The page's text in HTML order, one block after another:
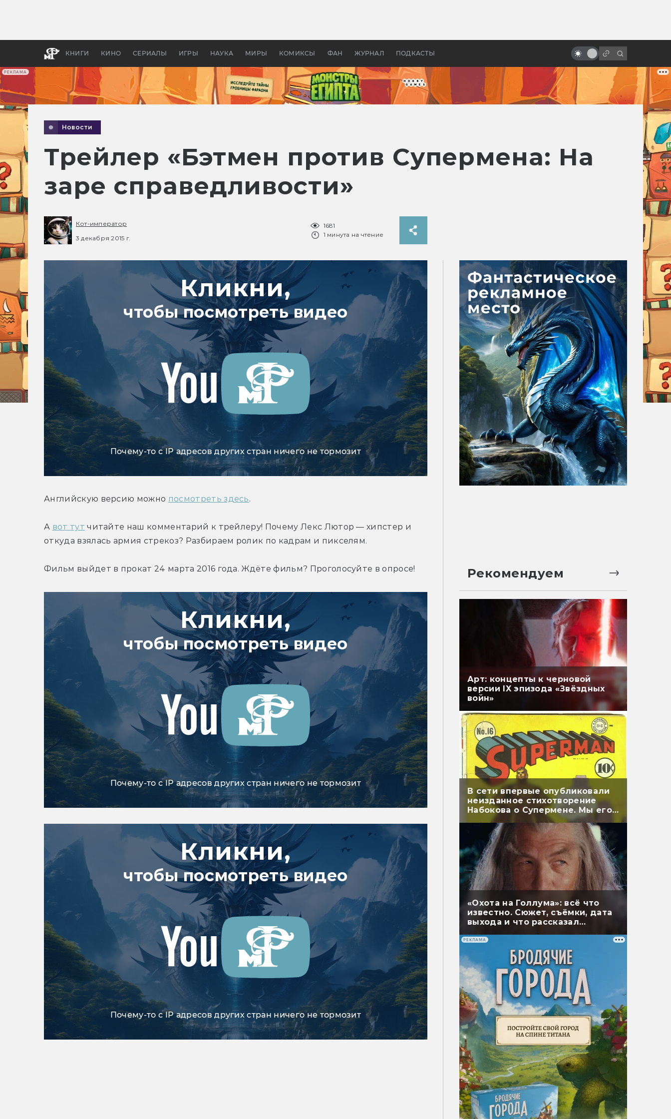
РЕКЛАМА
КНИГИ КИНО СЕРИАЛЫ ИГРЫ НАУКА МИРЫ КОМИКСЫ ФАН ЖУРНАЛ ПОДКАСТЫ
апокалипсис, в России —
бы «Властелина колец»
рождественские фильмы
Новости
Трейлер «Бэтмен против Супермена: На
заре справедливости»
Кот-император
3 декабря 2015 г.
1681
1 минута на чтение
Кликни,
чтобы посмотреть видео
Почему-то с IP адресов других стран ничего не тормозит
Английскую версию можно посмотреть здесь.
А вот тут читайте наш комментарий к трейлеру! Почему Лекс Лютор — хипстер и
откуда взялась армия стрекоз? Разбираем ролик по кадрам и пикселям.
Фильм выйдет в прокат 24 марта 2016 года. Ждёте фильм? Проголосуйте в опросе!
Кликни,
чтобы посмотреть видео
Почему-то с IP адресов других стран ничего не тормозит
Кликни,
чтобы посмотреть видео
Почему-то с IP адресов других стран ничего не тормозит
Рекомендуем
Арт: концепты к черновой
версии IX эпизода «Звёздных
войн»
В сети впервые опубликовали
неизданное стихотворение
Набокова о Супермене. Мы его
перевели
«Охота на Голлума»: всё что
известно. Сюжет, съёмки, дата
выхода и что рассказал
РЕКЛАМА